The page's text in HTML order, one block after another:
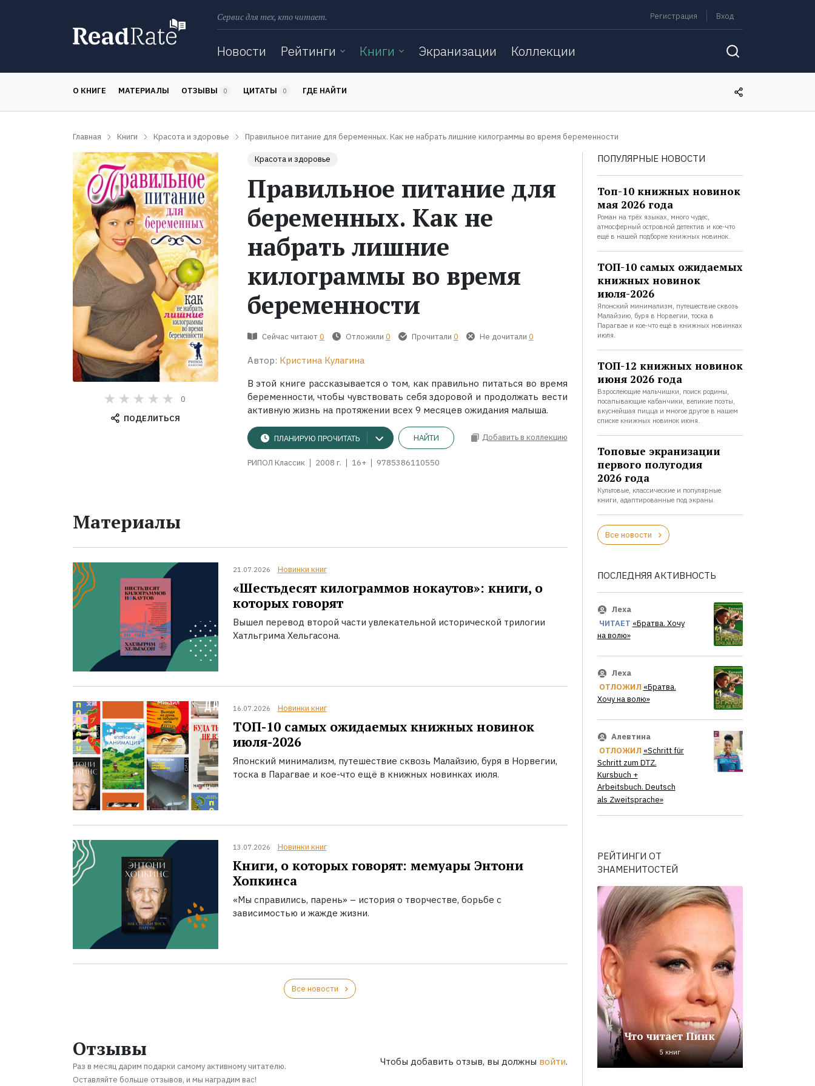
Сервис для тех, кто читает. Регистрация Вход
Новости Рейтинги Книги Экранизации Коллекции
О КНИГЕ МАТЕРИАЛЫ ОТЗЫВЫ 0 ЦИТАТЫ 0 ГДЕ НАЙТИ
Главная Книги Красота и здоровье Правильное питание для беременных. Как не набрать лишние килограммы во время беременности
0
ПОДЕЛИТЬСЯ
Красота и здоровье
Правильное питание для
беременных. Как не
набрать лишние
килограммы во время
беременности
Сейчас читают 0 Отложили 0 Прочитали 0 Не дочитали 0
Автор: Кристина Кулагина
В этой книге рассказывается о том, как правильно питаться во время
беременности, чтобы чувствовать себя здоровой и продолжать вести
активную жизнь на протяжении всех 9 месяцев ожидания малыша.
ПЛАНИРУЮ ПРОЧИТАТЬ НАЙТИ Добавить в коллекцию
РИПОЛ Классик 2008 г. 16+ 9785386110550
Материалы
21.07.2026 Новинки книг
«Шестьдесят килограммов нокаутов»: книги, о
которых говорят
Вышел перевод второй части увлекательной исторической трилогии
Хатльгрима Хельгасона.
16.07.2026 Новинки книг
ТОП-10 самых ожидаемых книжных новинок
июля-2026
Японский минимализм, путешествие сквозь Малайзию, буря в Норвегии,
тоска в Парагвае и кое-что ещё в книжных новинках июля.
13.07.2026 Новинки книг
Книги, о которых говорят: мемуары Энтони
Хопкинса
«Мы справились, парень» – история о творчестве, борьбе с
зависимостью и жажде жизни.
Все новости
Отзывы
Раз в месяц дарим подарки самому активному читателю.
Оставляйте больше отзывов, и мы наградим вас!
Чтобы добавить отзыв, вы должны войти.
ПОПУЛЯРНЫЕ НОВОСТИ
Топ-10 книжных новинок
мая 2026 года
Роман на трёх языках, много чудес,
атмосферный островной детектив и кое-что
ещё в нашей подборке книжных новинок.
ТОП-10 самых ожидаемых
книжных новинок
июля-2026
Японский минимализм, путешествие сквозь
Малайзию, буря в Норвегии, тоска в
Парагвае и кое-что ещё в книжных новинках
июля.
ТОП-12 книжных новинок
июня 2026 года
Взрослеющие мальчишки, поиск родины,
посапывающие кабанчики, великие поэты,
вкуснейшая пицца и многое другое в нашем
списке книжных новинок июня.
Топовые экранизации
первого полугодия
2026 года
Культовые, классические и популярные
книги, адаптированные под экраны.
Все новости
ПОСЛЕДНЯЯ АКТИВНОСТЬ
Леха
ЧИТАЕТ «Братва. Хочу
на волю»
Леха
ОТЛОЖИЛ «Братва.
Хочу на волю»
Алевтина
ОТЛОЖИЛ «Schritt für
Schritt zum DTZ.
Kursbuch +
Arbeitsbuch. Deutsch
als Zweitsprache»
РЕЙТИНГИ ОТ
ЗНАМЕНИТОСТЕЙ
Что читает Пинк
5 книг